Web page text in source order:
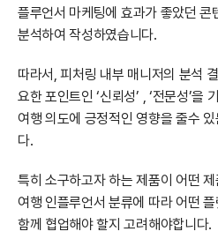
플루언서 마케팅에 효과가 좋았던
분석하여 작성하였습니다.
따라서, 피처링 내부 매니저의 분석
요한 포인트인 ‘신뢰성’ , ‘전문성’을
여행 의도에 긍정적인 영향을 줄수
다.
특히 소구하고자 하는 제품이 어떤
여행 인플루언서 분류에 따라 어떤
함께 협업해야 할지 고려해야합니다.